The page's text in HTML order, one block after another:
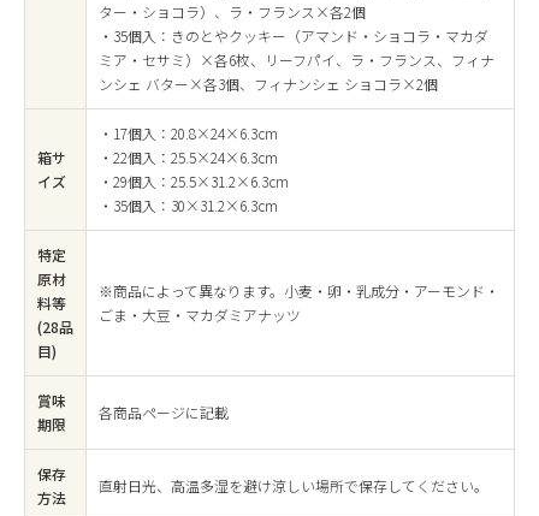
ター・ショコラ）、ラ・フランス×各2個
・35個入：きのとやクッキー（アマンド・ショコラ・マカダ
ミア・セサミ）×各6枚、リーフパイ、ラ・フランス、フィナ
ンシェ バター×各3個、フィナンシェ ショコラ×2個
箱サ
イズ
・17個入：20.8×24×6.3cm
・22個入：25.5×24×6.3cm
・29個入：25.5×31.2×6.3cm
・35個入：30×31.2×6.3cm
特定
原材
料等
(28品
目)
※商品によって異なります。小麦・卵・乳成分・アーモンド・
ごま・大豆・マカダミアナッツ
賞味
期限
各商品ページに記載
保存
方法
直射日光、高温多湿を避け涼しい場所で保存してください。